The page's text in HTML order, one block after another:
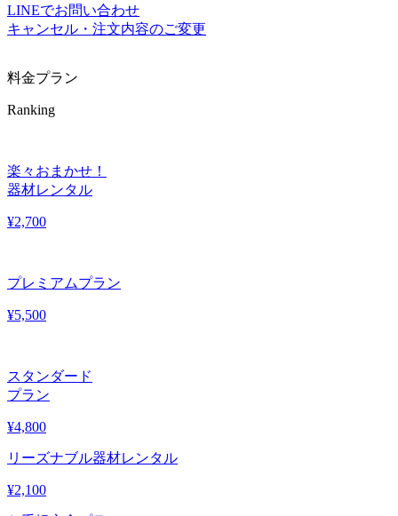
LINEでお問い合わせ
キャンセル・注文内容のご変更
料金プラン
Ranking
楽々おまかせ！
器材レンタル
¥2,700
プレミアムプラン
¥5,500
スタンダード
プラン
¥4,800
リーズナブル器材レンタル
¥2,100